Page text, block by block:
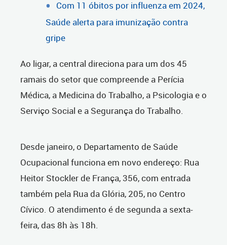
Com 11 óbitos por influenza em 2024,
Saúde alerta para imunização contra
gripe
Ao ligar, a central direciona para um dos 45
ramais do setor que compreende a Perícia
Médica, a Medicina do Trabalho, a Psicologia e o
Serviço Social e a Segurança do Trabalho.
Desde janeiro, o Departamento de Saúde
Ocupacional funciona em novo endereço: Rua
Heitor Stockler de França, 356, com entrada
também pela Rua da Glória, 205, no Centro
Cívico. O atendimento é de segunda a sexta-
feira, das 8h às 18h.